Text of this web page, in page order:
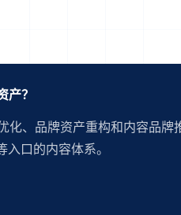
？
化、品牌资产重构和内容品
入口的内容体系。